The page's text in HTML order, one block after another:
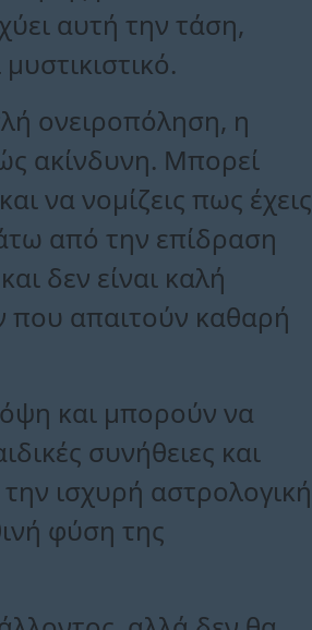
αυτή την τάση,
ονειροπόληση, η
ακίνδυνη. Μπορεί
να νομίζεις πως έχεις
από την επίδραση
δεν είναι καλή
που απαιτούν καθαρή
και μπορούν να
συνήθειες και
ισχυρή αστρολογική
φύση της